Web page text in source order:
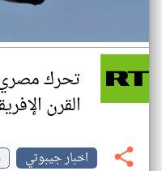
تحرك
القرن
اخبار جيبوتي